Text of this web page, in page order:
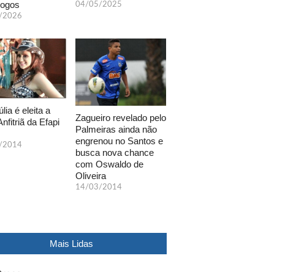
04/05/2025
é eleita a
da Efapi
Zagueiro revelado pelo
Palmeiras ainda não
engrenou no Santos e
busca nova chance
com Oswaldo de
Oliveira
14/03/2014
Mais Lidas